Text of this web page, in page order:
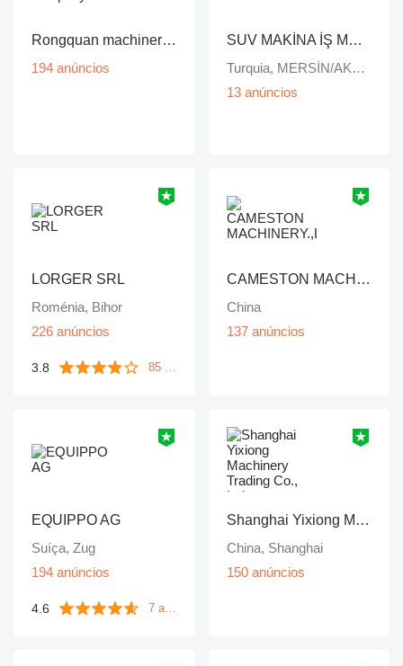
Rongquan machinery company
194 anúncios
SUV MAKİNA İŞ MAKİNA
Turquia, MERSİN/AKDENİZ
13 anúncios
LORGER SRL
Roménia, Bihor
226 anúncios
3.8 85 avaliações
CAMESTON MACHINERY.,LTD
China
137 anúncios
EQUIPPO AG
Suíça, Zug
194 anúncios
4.6 7 avaliações
Shanghai Yixiong Machinery Trading Co., Ltd
China, Shanghai
150 anúncios